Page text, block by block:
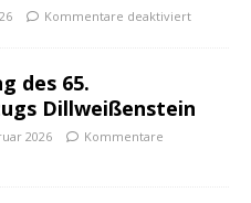
Kommentare deaktiviert
des 65.
Dillweißenstein
2026
Kommentare